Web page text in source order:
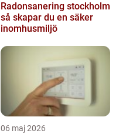
Radonsanering stockholm
så skapar du en säker
inomhusmiljö
06 maj 2026